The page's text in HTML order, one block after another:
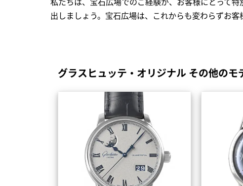
出しましょう。宝石広場は、これからも変わらずお客
グラスヒュッテ・オリジナル その他のモ